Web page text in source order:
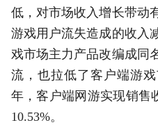
低，对市场收入增长带动
游戏用户流失造成的收入
戏市场主力产品改编成同
流，也拉低了客户端游
年，客户端网游实现销售
10.53%。